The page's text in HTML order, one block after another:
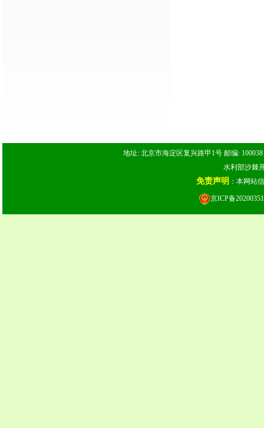
地址: 北京市海淀区复兴路甲1号 邮编:
水利部沙棘
免责声明 ：本网站
京ICP备